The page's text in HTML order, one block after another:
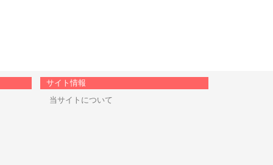
サイト情報
当サイトについて